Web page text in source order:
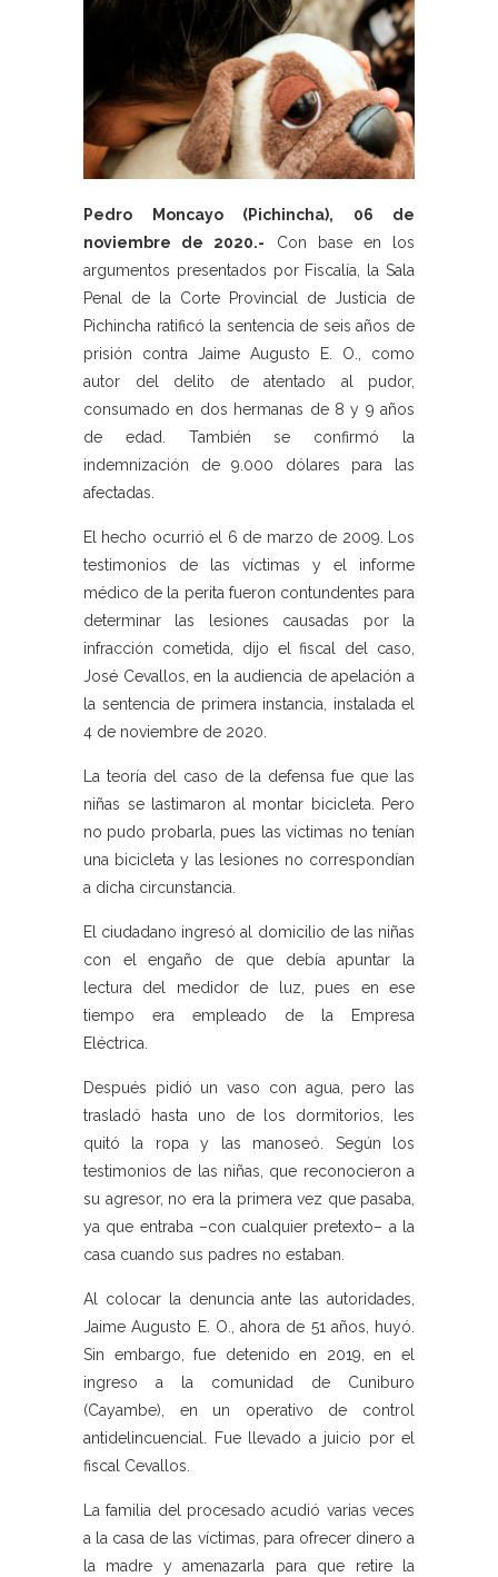
Pedro Moncayo (Pichincha), 06 de
noviembre de 2020.- Con base en los
argumentos presentados por Fiscalía, la Sala
Penal de la Corte Provincial de Justicia de
Pichincha ratificó la sentencia de seis años de
prisión contra Jaime Augusto E. O., como
autor del delito de atentado al pudor,
consumado en dos hermanas de 8 y 9 años
de edad. También se confirmó la
indemnización de 9.000 dólares para las
afectadas.
El hecho ocurrió el 6 de marzo de 2009. Los
testimonios de las víctimas y el informe
médico de la perita fueron contundentes para
determinar las lesiones causadas por la
infracción cometida, dijo el fiscal del caso,
José Cevallos, en la audiencia de apelación a
la sentencia de primera instancia, instalada el
4 de noviembre de 2020.
La teoría del caso de la defensa fue que las
niñas se lastimaron al montar bicicleta. Pero
no pudo probarla, pues las víctimas no tenían
una bicicleta y las lesiones no correspondían
a dicha circunstancia.
El ciudadano ingresó al domicilio de las niñas
con el engaño de que debía apuntar la
lectura del medidor de luz, pues en ese
tiempo era empleado de la Empresa
Eléctrica.
Después pidió un vaso con agua, pero las
trasladó hasta uno de los dormitorios, les
quitó la ropa y las manoseó. Según los
testimonios de las niñas, que reconocieron a
su agresor, no era la primera vez que pasaba,
ya que entraba –con cualquier pretexto– a la
casa cuando sus padres no estaban.
Al colocar la denuncia ante las autoridades,
Jaime Augusto E. O., ahora de 51 años, huyó.
Sin embargo, fue detenido en 2019, en el
ingreso a la comunidad de Cuniburo
(Cayambe), en un operativo de control
antidelincuencial. Fue llevado a juicio por el
fiscal Cevallos.
La familia del procesado acudió varias veces
a la casa de las víctimas, para ofrecer dinero a
la madre y amenazarla para que retire la